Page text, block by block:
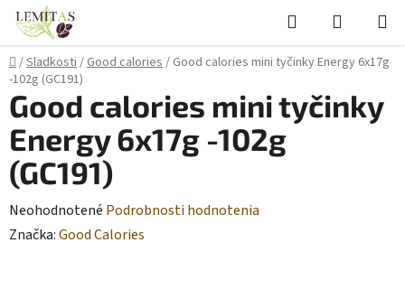
Prejsť
obsah
Hľadať
KOŠÍK
Domov
/Sladkosti/Good calories/ Good calories mini tyčinky Energy 6x17g
-102g (GC191)
Good calories mini tyčinky
Energy 6x17g -102g
(GC191)
Priemerné
hodnotenie
Neohodnotené Podrobnosti hodnotenia
Značka:Good Calories